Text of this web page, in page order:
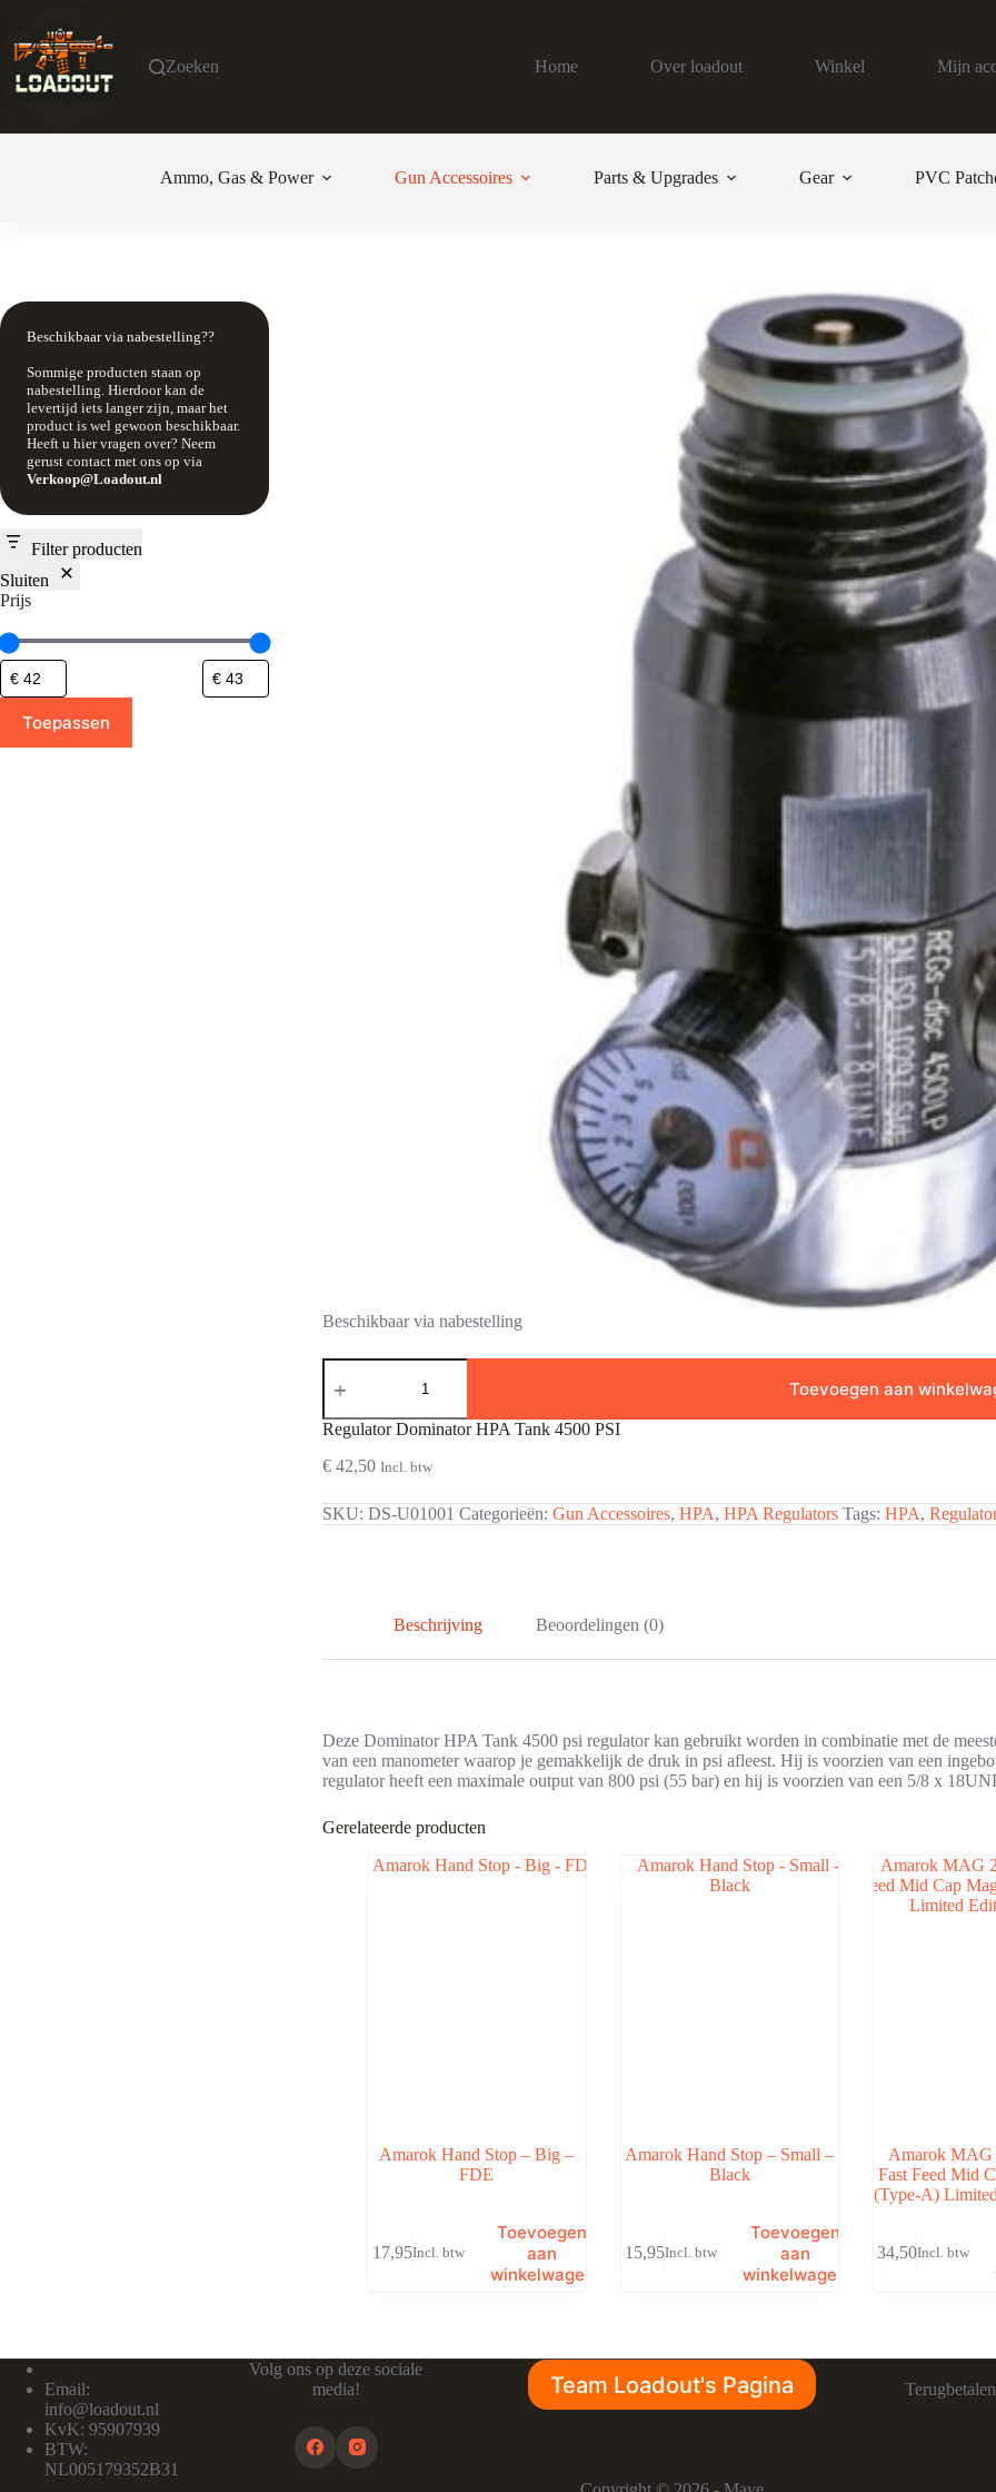
de
inhoud
Zoeken Home Over loadout Winkel Mijn
Ammo, Gas & Power Gun Accessoires Parts & Upgrades Gear PVC
Beschikbaar via nabestelling
Regulator
Dominator
Tank
4500
PSI
aantal
Toevoegen aan
Regulator Dominator HPA Tank 4500 PSI
€ 42,50 Incl. btw
SKU:DS-U01001 Categorieën:Gun Accessoires,HPA,HPA Regulators Tags:HPA,
Beschrijving Beoordelingen (0)
Deze Dominator HPA Tank 4500 psi regulator kan gebruikt worden in combinatie met de
van een manometer waarop je gemakkelijk de druk in psi afleest. Hij is voorzien van een
regulator heeft een maximale output van 800 psi (55 bar) en hij is voorzien van een 5/8 x
Gerelateerde producten
Amarok Hand Stop – Big –
FDE
17,95Incl. btw
Toevoegen
aan
winkelwagen
Amarok Hand Stop – Small –
Black
15,95Incl. btw
Toevoegen
aan
winkelwagen
Amarok MAG
Fast Feed Mid
(Type-A)
34,50Incl. btw
Beschikbaar via nabestelling??
Sommige producten staan op
nabestelling. Hierdoor kan de
levertijd iets langer zijn, maar het
product is wel gewoon beschikbaar.
Heeft u hier vragen over? Neem
gerust contact met ons op via
Verkoop@Loadout.nl
Filter producten
Sluiten
Prijs
Toepassen
Email:
info@loadout.nl
KvK: 95907939
BTW:
NL005179352B31
Volg ons op deze sociale
media!
Team Loadout's Pagina